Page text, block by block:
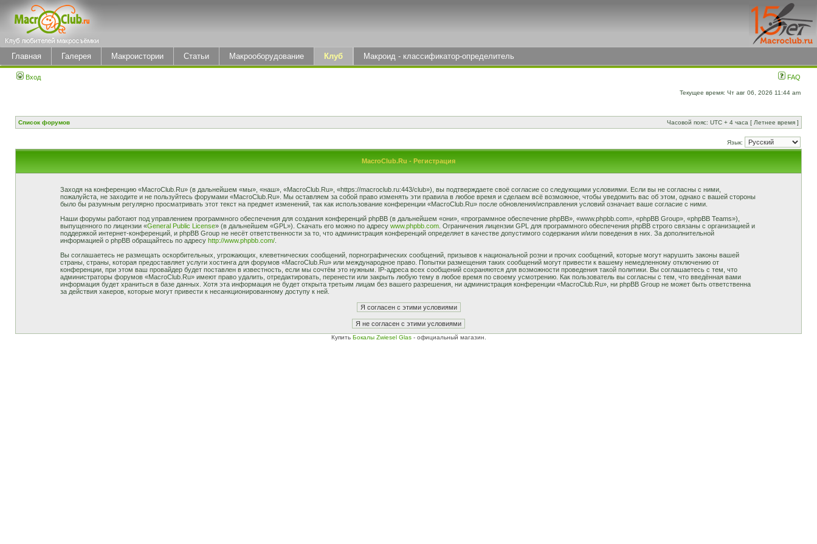
Главная Галерея Макроистории Статьи Макрооборудование Клуб Макроид - классификатор-определитель
Вход FAQ
Текущее время: Чт авг 06, 2026 11:44 am
Список форумов Часовой пояс: UTC + 4 часа [ Летнее время ]
Язык:
MacroClub.Ru - Регистрация
Заходя на конференцию «MacroClub.Ru» (в дальнейшем «мы», «наш», «MacroClub.Ru», «https://macroclub.ru:443/club»), вы подтверждаете своё согласие со следующими условиями. Если вы не согласны с ними,
пожалуйста, не заходите и не пользуйтесь форумами «MacroClub.Ru». Мы оставляем за собой право изменять эти правила в любое время и сделаем всё возможное, чтобы уведомить вас об этом, однако с вашей стороны
было бы разумным регулярно просматривать этот текст на предмет изменений, так как использование конференции «MacroClub.Ru» после обновления/исправления условий означает ваше согласие с ними.
Наши форумы работают под управлением программного обеспечения для создания конференций phpBB (в дальнейшем «они», «программное обеспечение phpBB», «www.phpbb.com», «phpBB Group», «phpBB Teams»),
выпущенного по лицензии «General Public License» (в дальнейшем «GPL»). Скачать его можно по адресу www.phpbb.com. Ограничения лицензии GPL для программного обеспечения phpBB строго связаны с организацией и
поддержкой интернет-конференций, и phpBB Group не несёт ответственности за то, что администрация конференций определяет в качестве допустимого содержания и/или поведения в них. За дополнительной
информацией о phpBB обращайтесь по адресу http://www.phpbb.com/.
Вы соглашаетесь не размещать оскорбительных, угрожающих, клеветнических сообщений, порнографических сообщений, призывов к национальной розни и прочих сообщений, которые могут нарушить законы вашей
страны, страны, которая предоставляет услуги хостинга для форумов «MacroClub.Ru» или международное право. Попытки размещения таких сообщений могут привести к вашему немедленному отключению от
конференции, при этом ваш провайдер будет поставлен в известность, если мы сочтём это нужным. IP-адреса всех сообщений сохраняются для возможности проведения такой политики. Вы соглашаетесь с тем, что
администраторы форумов «MacroClub.Ru» имеют право удалить, отредактировать, перенести или закрыть любую тему в любое время по своему усмотрению. Как пользователь вы согласны с тем, что введённая вами
информация будет храниться в базе данных. Хотя эта информация не будет открыта третьим лицам без вашего разрешения, ни администрация конференции «MacroClub.Ru», ни phpBB Group не может быть ответственна
за действия хакеров, которые могут привести к несанкционированному доступу к ней.
Купить Бокалы Zwiesel Glas - официальный магазин.